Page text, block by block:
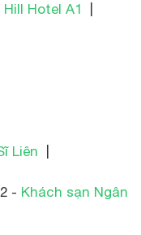
Hotel A1
Liên
- Khách sạn Ngân